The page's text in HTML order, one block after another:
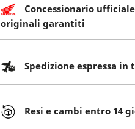
Concessionario
originali garantiti
Spedizione espressa
Resi e cambi entro 14